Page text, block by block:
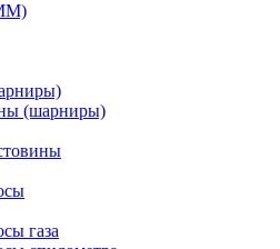
(шарниры)
газа